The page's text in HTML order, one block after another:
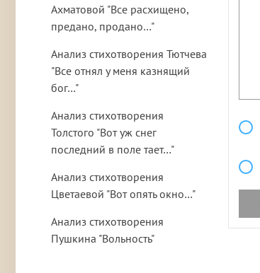
Ахматовой "Все расхищено,
предано, продано…"
Анализ стихотворения Тютчева
"Все отнял у меня казнящий
бог…"
Анализ стихотворения
Толстого "Вот уж снег
последний в поле тает…"
Анализ стихотворения
Цветаевой "Вот опять окно…"
Анализ стихотворения
Пушкина "Вольность"